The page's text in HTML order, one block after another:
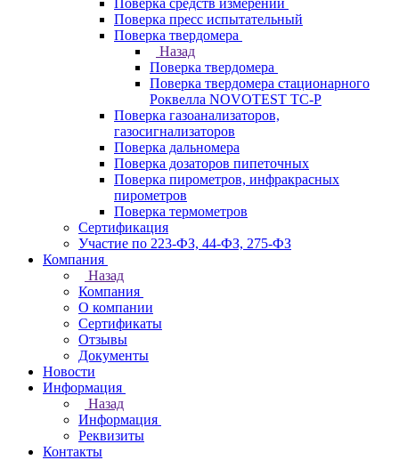
Поверка средств измерений
Поверка пресс испытательный
Поверка твердомера
Назад
Поверка твердомера
Поверка твердомера стационарного
Роквелла NOVOTEST TС-Р
Поверка газоанализаторов,
газосигнализаторов
Поверка дальномера
Поверка дозаторов пипеточных
Поверка пирометров, инфракрасных
пирометров
Поверка термометров
Сертификация
Участие по 223-ФЗ, 44-ФЗ, 275-ФЗ
Компания
Назад
Компания
О компании
Сертификаты
Отзывы
Документы
Новости
Информация
Назад
Информация
Реквизиты
Контакты